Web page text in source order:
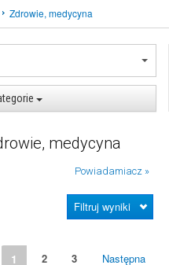
Zdrowie, medycyna
medycyna
Powiadamiacz »
Filtruj wyniki
1 2 3 Następna